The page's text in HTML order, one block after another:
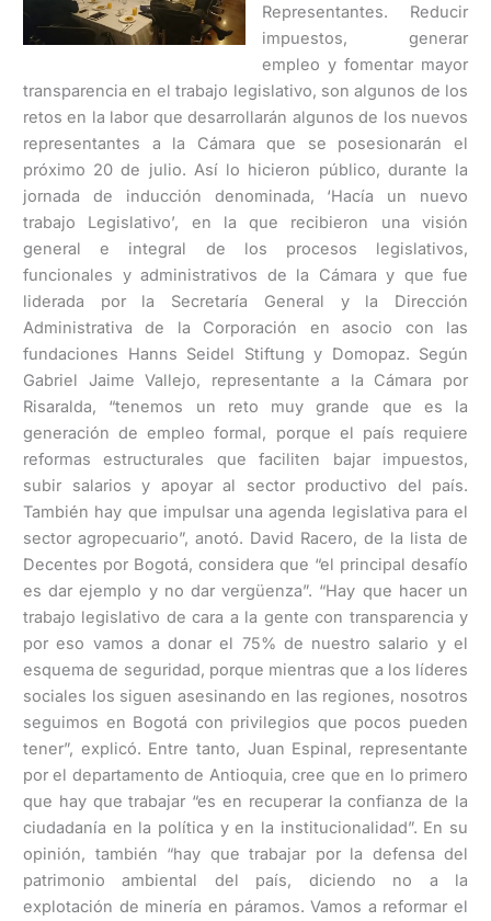
Representantes. Reducir
impuestos, generar
empleo y fomentar mayor
transparencia en el trabajo legislativo, son algunos de los
retos en la labor que desarrollarán algunos de los nuevos
representantes a la Cámara que se posesionarán el
próximo 20 de julio. Así lo hicieron público, durante la
jornada de inducción denominada, ‘Hacía un nuevo
trabajo Legislativo’, en la que recibieron una visión
general e integral de los procesos legislativos,
funcionales y administrativos de la Cámara y que fue
liderada por la Secretaría General y la Dirección
Administrativa de la Corporación en asocio con las
fundaciones Hanns Seidel Stiftung y Domopaz. Según
Gabriel Jaime Vallejo, representante a la Cámara por
Risaralda, “tenemos un reto muy grande que es la
generación de empleo formal, porque el país requiere
reformas estructurales que faciliten bajar impuestos,
subir salarios y apoyar al sector productivo del país.
También hay que impulsar una agenda legislativa para el
sector agropecuario”, anotó. David Racero, de la lista de
Decentes por Bogotá, considera que “el principal desafío
es dar ejemplo y no dar vergüenza”. “Hay que hacer un
trabajo legislativo de cara a la gente con transparencia y
por eso vamos a donar el 75% de nuestro salario y el
esquema de seguridad, porque mientras que a los líderes
sociales los siguen asesinando en las regiones, nosotros
seguimos en Bogotá con privilegios que pocos pueden
tener”, explicó. Entre tanto, Juan Espinal, representante
por el departamento de Antioquia, cree que en lo primero
que hay que trabajar “es en recuperar la confianza de la
ciudadanía en la política y en la institucionalidad”. En su
opinión, también “hay que trabajar por la defensa del
patrimonio ambiental del país, diciendo no a la
explotación de minería en páramos. Vamos a reformar el